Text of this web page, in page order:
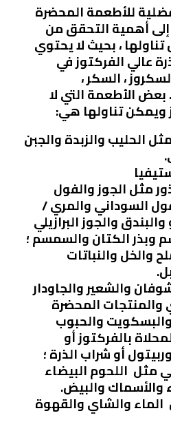
للأطعمة المحضرة
إلى أهمية التحقق من
، بحيث لا يحتوي
عالي الفركتوز في
، السكر ،
الأطعمة التي لا
ويمكن تناولها هي:
الحليب والزبدة والجبن
مثلالجوز والفول
السوداني والمري /
والجوز البرازيلي
وبذر الكتان والسمسم ؛
والخل والنباتات
والشعير والجاودار
والمنتجات المحضرة
والحبوب
بالفركتوز أو
أو شراب الذرة ؛
مثل اللحوم البيضاء
والأسماك والبيض.
الماء والشاي والقهوة